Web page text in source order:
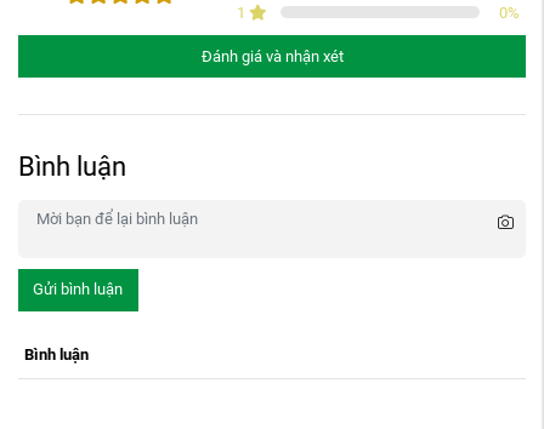
1
0%
Đánh giá và nhận xét
Bình luận
Gửi bình luận
Bình luận